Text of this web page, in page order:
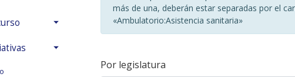
más de una, deberán estar separadas por el
«Ambulatorio:Asistencia sanitaria»
Por legislatura